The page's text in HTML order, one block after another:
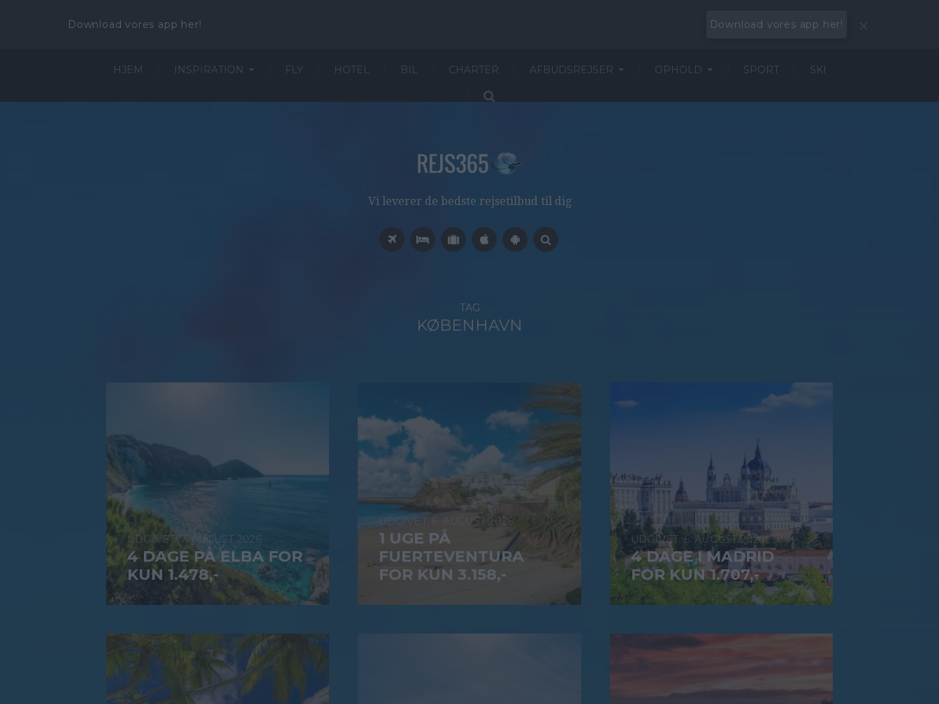
Download vores app her! Download vores app her!
HJEM INSPIRATION FLY HOTEL BIL CHARTER AFBUDSREJSER OPHOLD SPORT SKI
Vi leverer de bedste rejsetilbud til dig
TAG
KØBENHAVN
7. AUGUST 2026
4 DAGE PÅ ELBA FOR
KUN 1.478,-
6. AUGUST 2026
1 UGE PÅ
FUERTEVENTURA
FOR KUN 3.158,-
6. AUGUST 2026
4 DAGE I MADRID
FOR KUN 1.707,-